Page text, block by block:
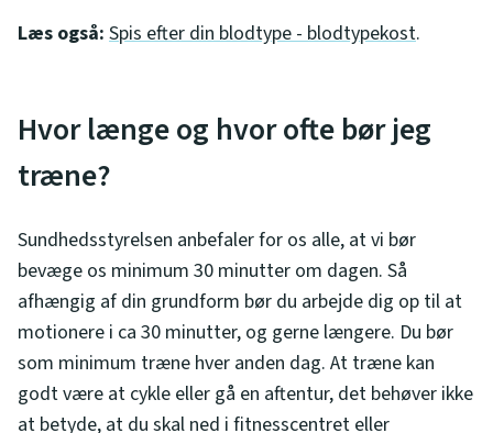
Læs også: Spis efter din blodtype - blodtypekost.
Hvor længe og hvor ofte bør jeg
træne?
Sundhedsstyrelsen anbefaler for os alle, at vi bør
bevæge os minimum 30 minutter om dagen. Så
afhængig af din grundform bør du arbejde dig op til at
motionere i ca 30 minutter, og gerne længere. Du bør
som minimum træne hver anden dag. At træne kan
godt være at cykle eller gå en aftentur, det behøver ikke
at betyde, at du skal ned i fitnesscentret eller